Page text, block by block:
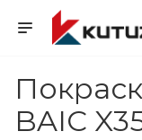
BAIC